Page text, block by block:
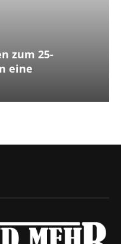
zum 25-
eine